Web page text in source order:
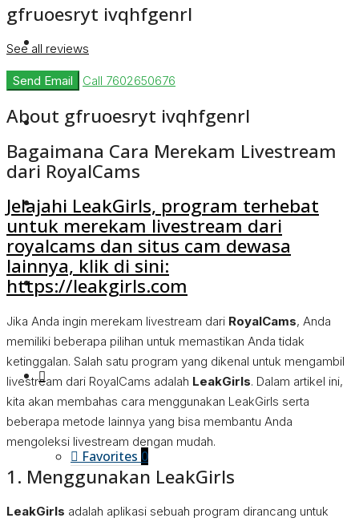
Rent
Blog
About Us
Contact
Favorites 0
gfruoesryt ivqhfgenrl
See all reviews
Send Email Call 7602650676
About gfruoesryt ivqhfgenrl
Bagaimana Cara Merekam Livestream
dari RoyalCams
Jelajahi LeakGirls, program terhebat
untuk merekam livestream dari
royalcams dan situs cam dewasa
lainnya, klik di sini:
https://leakgirls.com
Jika Anda ingin merekam livestream dari RoyalCams, Anda
memiliki beberapa pilihan untuk memastikan Anda tidak
ketinggalan. Salah satu program yang dikenal untuk mengambil
livestream dari RoyalCams adalah LeakGirls. Dalam artikel ini,
kita akan membahas cara menggunakan LeakGirls serta
beberapa metode lainnya yang bisa membantu Anda
mengoleksi livestream dengan mudah.
1. Menggunakan LeakGirls
LeakGirls adalah aplikasi sebuah program dirancang untuk